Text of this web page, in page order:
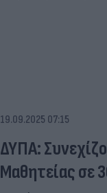
19.09.2025 07:15
ΔΥΠΑ:
Μαθητείας σε